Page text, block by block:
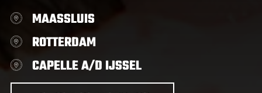
MAASSLUIS
ROTTERDAM
CAPELLE A/D IJSSEL